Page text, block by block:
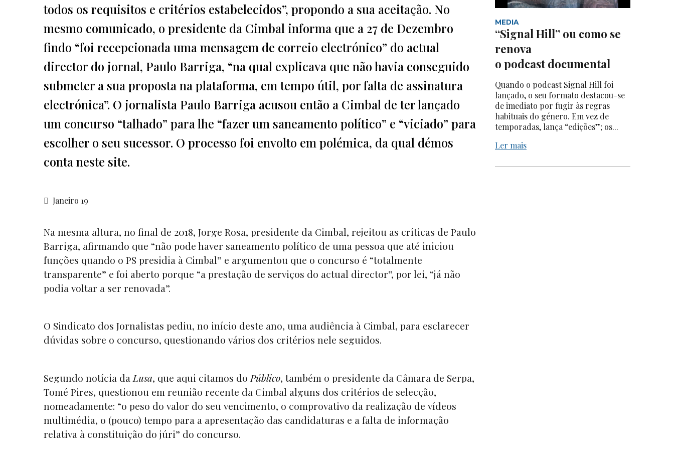
todos os requisitos e critérios estabelecidos”, propondo a sua aceitação. No
mesmo comunicado, o presidente da Cimbal informa que a 27 de Dezembro
findo “foi recepcionada uma mensagem de correio electrónico” do actual
director do jornal, Paulo Barriga, “na qual explicava que não havia conseguido
submeter a sua proposta na plataforma, em tempo útil, por falta de assinatura
electrónica”. O jornalista Paulo Barriga acusou então a Cimbal de ter lançado
um concurso “talhado” para lhe “fazer um saneamento político” e “viciado” para
escolher o seu sucessor. O processo foi envolto em polémica, da qual démos
conta neste site.
Janeiro 19
Na mesma altura, no final de 2018, Jorge Rosa, presidente da Cimbal, rejeitou as críticas de Paulo
Barriga, afirmando que “não pode haver saneamento político de uma pessoa que até iniciou
funções quando o PS presidia à Cimbal” e argumentou que o concurso é “totalmente
transparente” e foi aberto porque “a prestação de serviços do actual director”, por lei, “já não
podia voltar a ser renovada”.
O Sindicato dos Jornalistas pediu, no início deste ano, uma audiência à Cimbal, para esclarecer
dúvidas sobre o concurso, questionando vários dos critérios nele seguidos.
Segundo notícia da Lusa, que aqui citamos do Público, também o presidente da Câmara de Serpa,
Tomé Pires, questionou em reunião recente da Cimbal alguns dos critérios de selecção,
nomeadamente: “o peso do valor do seu vencimento, o comprovativo da realização de vídeos
multimédia, o (pouco) tempo para a apresentação das candidaturas e a falta de informação
relativa à constituição do júri” do concurso.
MEDIA
“Signal Hill” ou como se
renova
o podcast documental
Quando o podcast Signal Hill foi
lançado, o seu formato destacou-se
de imediato por fugir às regras
habituais do género. Em vez de
temporadas, lança “edições”; os...
Ler mais